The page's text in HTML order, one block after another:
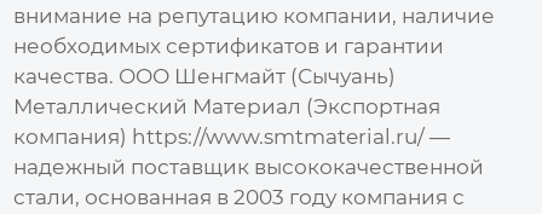
внимание на репутацию компании, наличие
необходимых сертификатов и гарантии
качества. ООО Шенгмайт (Сычуань)
Металлический Материал (Экспортная
компания) https://www.smtmaterial.ru/ —
надежный поставщик высококачественной
стали, основанная в 2003 году компания с